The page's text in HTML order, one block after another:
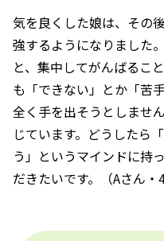
気を良くした娘は、その
強するようになりました
と、集中してがんばるこ
も「できない」とか「苦
全く手を出そうとしませ
じています。どうしたら
う」というマインドに持
だきたいです。（Aさん・